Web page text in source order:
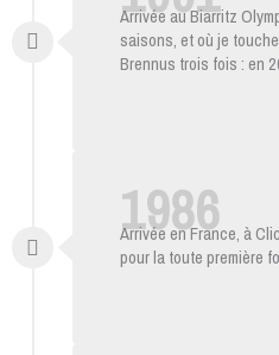
Arrivée au Biarritz
saisons, et où je
Brennus trois fois : en
1986
Arrivée en France, à
pour la toute première